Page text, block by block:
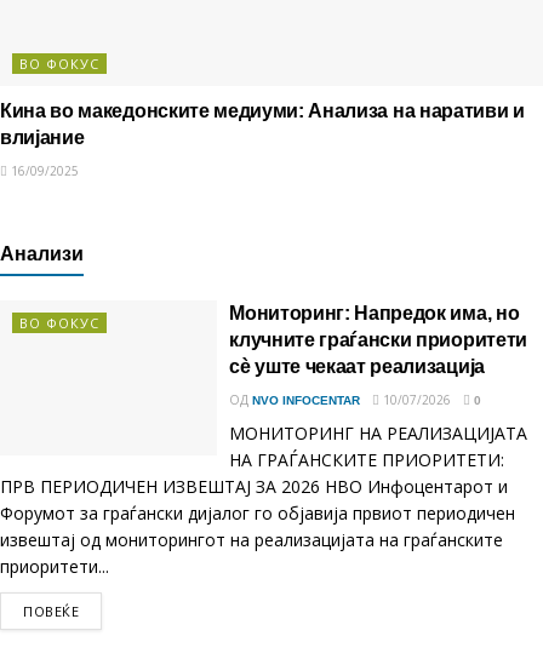
ВО ФОКУС
Кина во македонските медиуми: Анализа на наративи и
влијание
16/09/2025
Анализи
ВО ФОКУС
Мониторинг: Напредок има, но
клучните граѓански приоритети
сè уште чекаат реализација
ОД NVO INFOCENTAR 10/07/2026 0
МОНИТОРИНГ НА РЕАЛИЗАЦИЈАТА
НА ГРАЃАНСКИТЕ ПРИОРИТЕТИ:
ПРВ ПЕРИОДИЧЕН ИЗВЕШТАЈ ЗА 2026 НВО Инфоцентарот и
Форумот за граѓански дијалог го објавија првиот периодичен
извештај од мониторингот на реализацијата на граѓанските
приоритети...
ПОВЕЌЕ